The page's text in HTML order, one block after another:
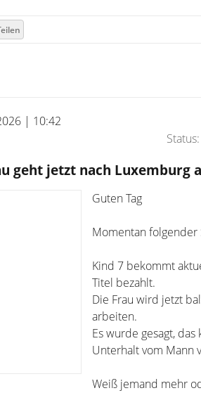
| 10:42
Status:
geht jetzt nach Luxemburg
Guten Tag
Momentan folgender
Kind 7 bekommt
Titel bezahlt.
Die Frau wird jetzt
arbeiten.
Es wurde gesagt,
Unterhalt vom Mann
Weiß jemand mehr